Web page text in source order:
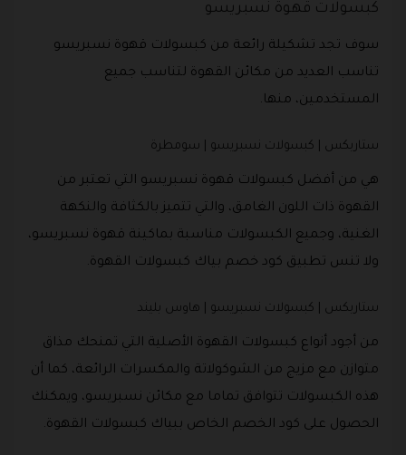
كبسولات قهوة نسبريسو
سوف تجد تشكيلة رائعة من كبسولات قهوة نسبريسو
تناسب العديد من مكائن القهوة لتناسب جميع
المستخدمين، منها.
ستاربكس | كبسولات نسبريسو | سومطرة
هي من أفضل كبسولات قهوة نسبريسو التي تعتبر من
القهوة ذات اللون الغامق، والتي تتميز بالكثافة والنكهة
الغنية، وجميع الكبسولات مناسبة بماكينة قهوة نسبريسو،
ولا تنس تطبيق كود خصم بياك كبسولات القهوة.
ستاربكس | كبسولات نسبريسو | هاوس بليند
من أجود أنواع كبسولات القهوة الأصلية التي تمنحك مذاق
متوازن مع مزيج من الشوكولاتة والمكسرات الرائعة، كما أن
هذه الكبسولات تتوافق تماما مع مكائن نسبريسو، ويمكنك
الحصول على كود الخصم الخاص ببياك كبسولات القهوة.